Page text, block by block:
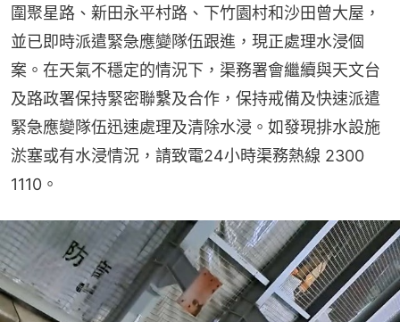
圍聚星路、新田永平村路、下竹園村和沙田曾大屋，
並已即時派遣緊急應變隊伍跟進，現正處理水浸個
案。在天氣不穩定的情況下，渠務署會繼續與天文台
及路政署保持緊密聯繫及合作，保持戒備及快速派遣
緊急應變隊伍迅速處理及清除水浸。如發現排水設施
淤塞或有水浸情況，請致電24小時渠務熱線 2300
1110。